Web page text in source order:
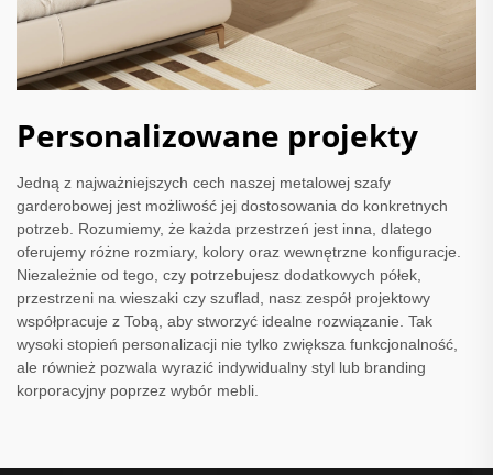
Personalizowane projekty
Jedną z najważniejszych cech naszej metalowej szafy
garderobowej jest możliwość jej dostosowania do konkretnych
potrzeb. Rozumiemy, że każda przestrzeń jest inna, dlatego
oferujemy różne rozmiary, kolory oraz wewnętrzne konfiguracje.
Niezależnie od tego, czy potrzebujesz dodatkowych półek,
przestrzeni na wieszaki czy szuflad, nasz zespół projektowy
współpracuje z Tobą, aby stworzyć idealne rozwiązanie. Tak
wysoki stopień personalizacji nie tylko zwiększa funkcjonalność,
ale również pozwala wyrazić indywidualny styl lub branding
korporacyjny poprzez wybór mebli.